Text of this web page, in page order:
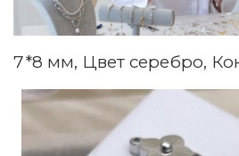
7*8 мм, Цвет серебро,